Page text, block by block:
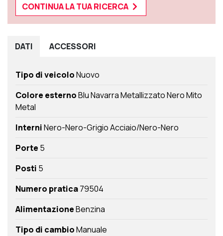
CONTINUA LA TUA RICERCA
DATI ACCESSORI
Tipo di veicoloNuovo
Colore esternoBlu Navarra Metallizzato Nero Mito
Metal
InterniNero-Nero-Grigio Acciaio/Nero-Nero
Porte 5
Posti 5
Numero pratica79504
AlimentazioneBenzina
Tipo di cambioManuale